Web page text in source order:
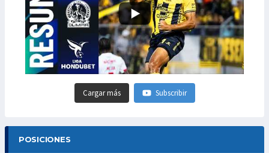
Cargar más Subscribir
POSICIONES